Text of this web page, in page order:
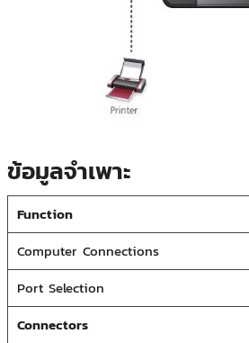
ข้อมูลจำเพาะ
Function
Computer Connections
Port Selection
Connectors